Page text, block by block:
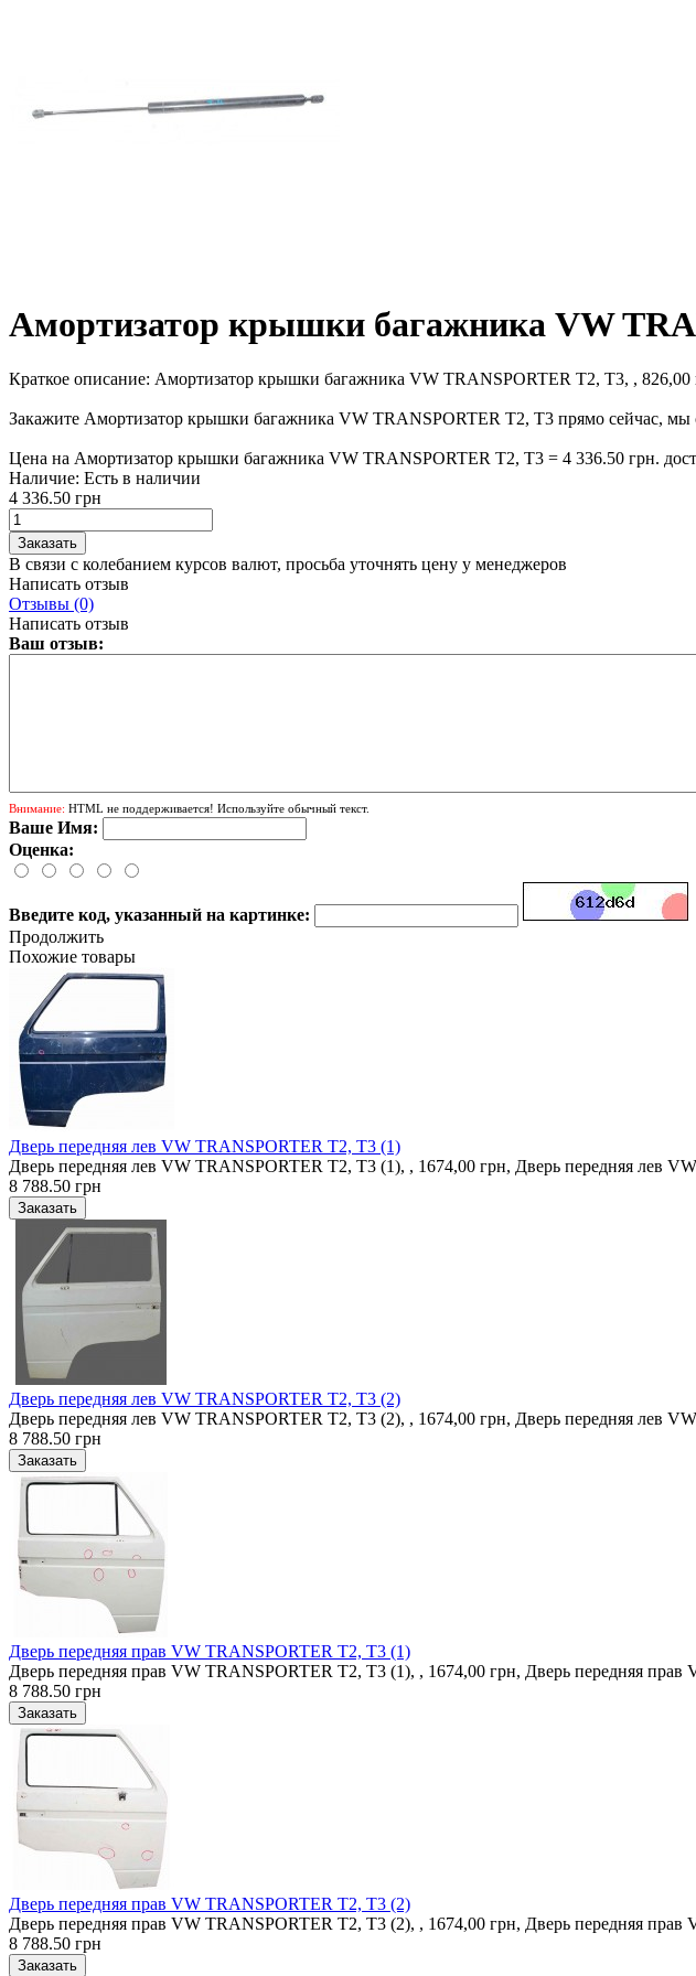
Амортизатор крышки багажника VW
Краткое описание: Амортизатор крышки багажника VW TRANSPORTER T2, T3, ,
Закажите Амортизатор крышки багажника VW TRANSPORTER T2, T3 прямо сейчас,
Цена на Амортизатор крышки багажника VW TRANSPORTER T2, T3 = 4 336.50 грн.
Наличие: Есть в наличии
4 336.50 грн
В связи с колебанием курсов валют, просьба уточнять цену у менеджеров
Написать отзыв
Отзывы (0)
Написать отзыв
Ваш отзыв:
Внимание: HTML не поддерживается! Используйте обычный текст.
Ваше Имя:
Оценка:
Введите код, указанный на картинке:
Продолжить
Похожие товары
Дверь передняя лев VW TRANSPORTER T2, T3 (1)
Дверь передняя лев VW TRANSPORTER T2, T3 (1), , 1674,00 грн, Дверь передняя лев
8 788.50 грн
Дверь передняя лев VW TRANSPORTER T2, T3 (2)
Дверь передняя лев VW TRANSPORTER T2, T3 (2), , 1674,00 грн, Дверь передняя лев
8 788.50 грн
Дверь передняя прав VW TRANSPORTER T2, T3 (1)
Дверь передняя прав VW TRANSPORTER T2, T3 (1), , 1674,00 грн, Дверь передняя прав
8 788.50 грн
Дверь передняя прав VW TRANSPORTER T2, T3 (2)
Дверь передняя прав VW TRANSPORTER T2, T3 (2), , 1674,00 грн, Дверь передняя прав
8 788.50 грн